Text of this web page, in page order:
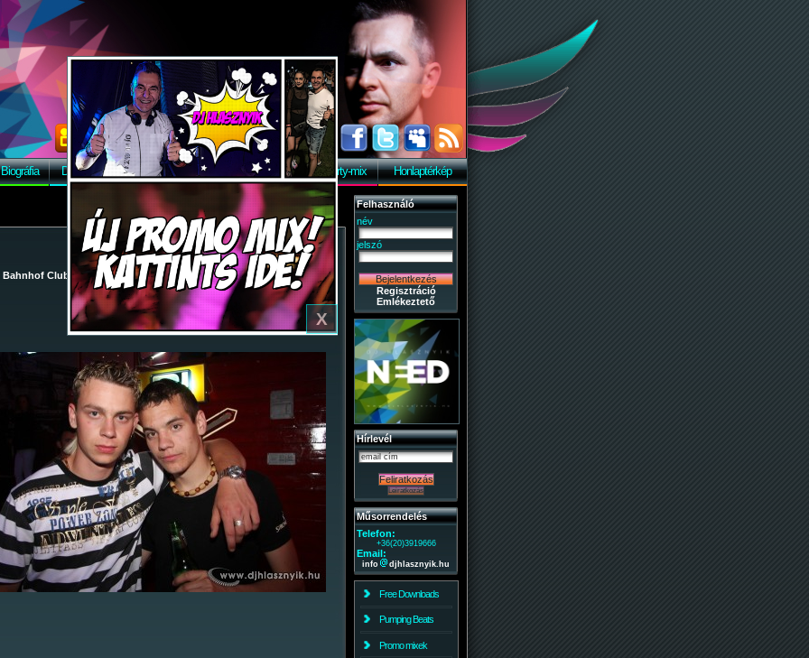
X
Biográfia Discográfia Képek Letöltés Vendégkönyv Party-mix Honlaptérkép
Bahnhof Club /2009-05-02 - Szezonzáró buli/ 6
Felhasználó
név
jelszó
Regisztráció
Emlékeztető
Hírlevél
Műsorrendelés
Telefon:
+36(20)3919666
Email:
info djhlasznyik.hu
Free Downloads
Pumping Beats
Promo mixek